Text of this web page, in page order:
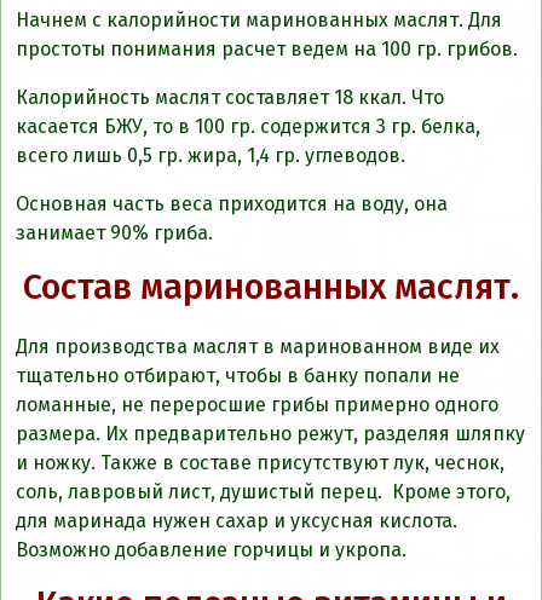
Начнем с калорийности маринованных маслят. Для
простоты понимания расчет ведем на 100 гр. грибов.
Калорийность маслят составляет 18 ккал. Что
касается БЖУ, то в 100 гр. содержится 3 гр. белка,
всего лишь 0,5 гр. жира, 1,4 гр. углеводов.
Основная часть веса приходится на воду, она
занимает 90% гриба.
Состав маринованных маслят.
Для производства маслят в маринованном виде их
тщательно отбирают, чтобы в банку попали не
ломанные, не переросшие грибы примерно одного
размера. Их предварительно режут, разделяя шляпку
и ножку. Также в составе присутствуют лук, чеснок,
соль, лавровый лист, душистый перец. Кроме этого,
для маринада нужен сахар и уксусная кислота.
Возможно добавление горчицы и укропа.